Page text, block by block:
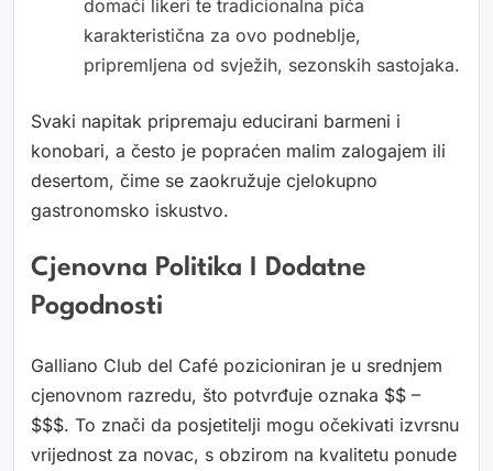
domaći likeri te tradicionalna pića
karakteristična za ovo podneblje,
pripremljena od svježih, sezonskih sastojaka.
Svaki napitak pripremaju educirani barmeni i
konobari, a često je popraćen malim zalogajem ili
desertom, čime se zaokružuje cjelokupno
gastronomsko iskustvo.
Cjenovna Politika I Dodatne
Pogodnosti
Galliano Club del Café pozicioniran je u srednjem
cjenovnom razredu, što potvrđuje oznaka $$ –
$$$. To znači da posjetitelji mogu očekivati izvrsnu
vrijednost za novac, s obzirom na kvalitetu ponude